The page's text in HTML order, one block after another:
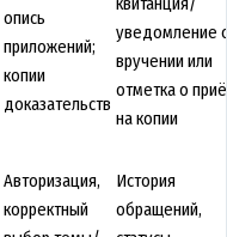
опись
приложений;
копии
доказательств
уведомление
вручении или
отметка о
на копии
Авторизация,
корректный
История
обращений,